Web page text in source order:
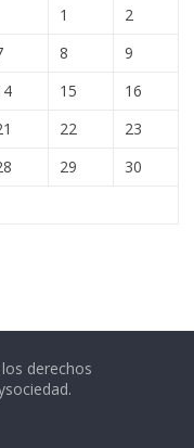
1
2
8
9
15
16
22
23
29
30
derechos